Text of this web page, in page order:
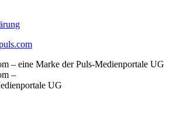
– eine Marke der Puls-Medienportale UG
–
UG